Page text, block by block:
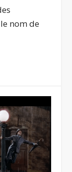
nom de